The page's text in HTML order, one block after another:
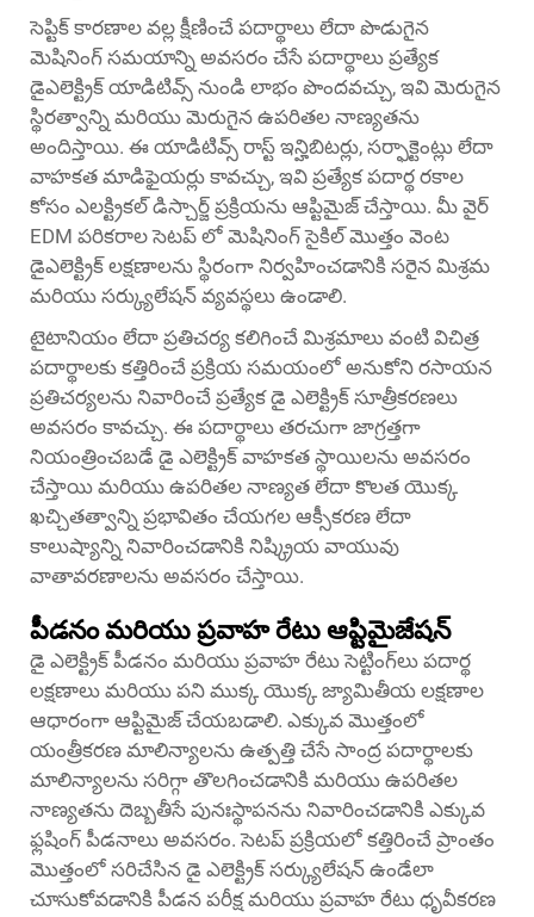
సెప్టిక్ కారణాల వల్ల క్షీణించే పదార్థాలు లేదా పొడుగైన
మెషినింగ్ సమయాన్ని అవసరం చేసే పదార్థాలు ప్రత్యేక
డైఎలెక్ట్రిక్ యాడిటివ్స్ నుండి లాభం పొందవచ్చు, ఇవి మెరుగైన
స్థిరత్వాన్ని మరియు మెరుగైన ఉపరితల నాణ్యతను
అందిస్తాయి. ఈ యాడిటివ్స్ రాస్ట్ ఇన్హిబిటర్లు, సర్ఫాక్టెంట్లు లేదా
వాహకత మాడిఫైయర్లు కావచ్చు, ఇవి ప్రత్యేక పదార్థ రకాల
కోసం ఎలక్ట్రికల్ డిస్చార్జ్ ప్రక్రియను ఆప్టిమైజ్ చేస్తాయి. మీ వైర్
EDM పరికరాల సెటప్ లో మెషినింగ్ సైకిల్ మొత్తం వెంట
డైఎలెక్ట్రిక్ లక్షణాలను స్థిరంగా నిర్వహించడానికి సరైన మిశ్రమ
మరియు సర్క్యులేషన్ వ్యవస్థలు ఉండాలి.
టైటానియం లేదా ప్రతిచర్య కలిగించే మిశ్రమాలు వంటి విచిత్ర
పదార్థాలకు కత్తిరించే ప్రక్రియ సమయంలో అనుకోని రసాయన
ప్రతిచర్యలను నివారించే ప్రత్యేక డై ఎలెక్ట్రిక్ సూత్రీకరణలు
అవసరం కావచ్చు. ఈ పదార్థాలు తరచుగా జాగ్రత్తగా
నియంత్రించబడే డై ఎలెక్ట్రిక్ వాహకత స్థాయిలను అవసరం
చేస్తాయి మరియు ఉపరితల నాణ్యత లేదా కొలత యొక్క
ఖచ్చితత్వాన్ని ప్రభావితం చేయగల ఆక్సీకరణ లేదా
కాలుష్యాన్ని నివారించడానికి నిష్క్రియ వాయువు
వాతావరణాలను అవసరం చేస్తాయి.
పీడనం మరియు ప్రవాహ రేటు ఆప్టిమైజేషన్
డై ఎలెక్ట్రిక్ పీడనం మరియు ప్రవాహ రేటు సెట్టింగ్‌లు పదార్థ
లక్షణాలు మరియు పని ముక్క యొక్క జ్యామితీయ లక్షణాల
ఆధారంగా ఆప్టిమైజ్ చేయబడాలి. ఎక్కువ మొత్తంలో
యంత్రీకరణ మాలిన్యాలను ఉత్పత్తి చేసే సాంద్ర పదార్థాలకు
మాలిన్యాలను సరిగ్గా తొలగించడానికి మరియు ఉపరితల
నాణ్యతను దెబ్బతీసే పునఃస్థాపనను నివారించడానికి ఎక్కువ
ఫ్లషింగ్ పీడనాలు అవసరం. సెటప్ ప్రక్రియలో కత్తిరించే ప్రాంతం
మొత్తంలో సరిచేసిన డై ఎలెక్ట్రిక్ సర్క్యులేషన్ ఉండేలా
చూసుకోవడానికి పీడన పరీక్ష మరియు ప్రవాహ రేటు ధృవీకరణ